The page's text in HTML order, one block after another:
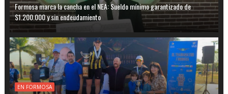
Formosa marca la cancha en el NEA: Sueldo mínimo garantizado de
$1.200.000 y sin endeudamiento
EN FORMOSA